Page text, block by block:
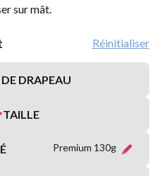
sur mât.
Réinitialiser
DRAPEAU
TAILLE
Premium 130g